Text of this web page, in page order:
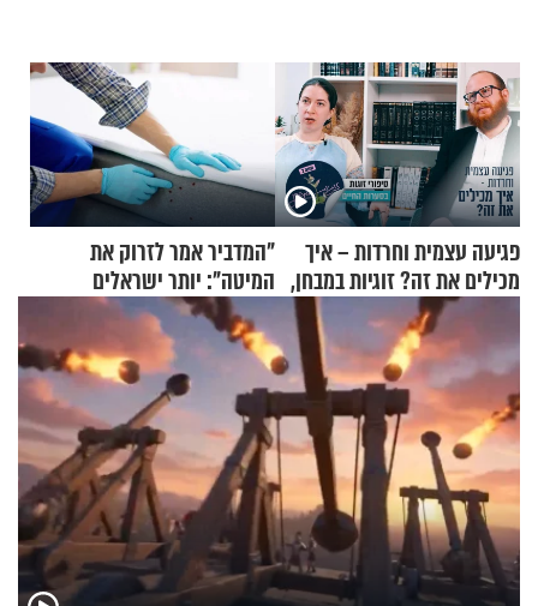
פגיעה עצמית וחרדות – איך
מכילים את זה? זוגיות במבחן,
הפעם עם יהודית ואלתר כהן
"המדביר אמר לזרוק את
המיטה": יותר ישראלים
מדווחים על מכת פשפשי
המיטה